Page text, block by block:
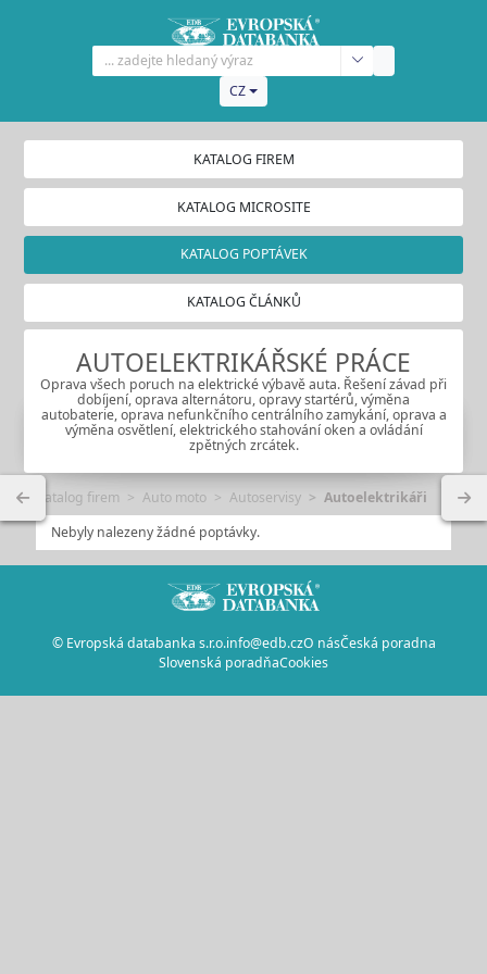
CZ
KATALOG FIREM
KATALOG MICROSITE
KATALOG POPTÁVEK
KATALOG ČLÁNKŮ
AUTOELEKTRIKÁŘSKÉ PRÁCE
Oprava všech poruch na elektrické výbavě auta. Řešení závad při
dobíjení, oprava alternátoru, opravy startérů, výměna
autobaterie, oprava nefunkčního centrálního zamykání, oprava a
výměna osvětlení, elektrického stahování oken a ovládání
zpětných zrcátek.
Katalog firem Auto moto Autoservisy
Autoelektrikáři
Nebyly nalezeny žádné poptávky.
© Evropská databanka s.r.o.info@edb.czO násČeská poradna
Slovenská poradňaCookies